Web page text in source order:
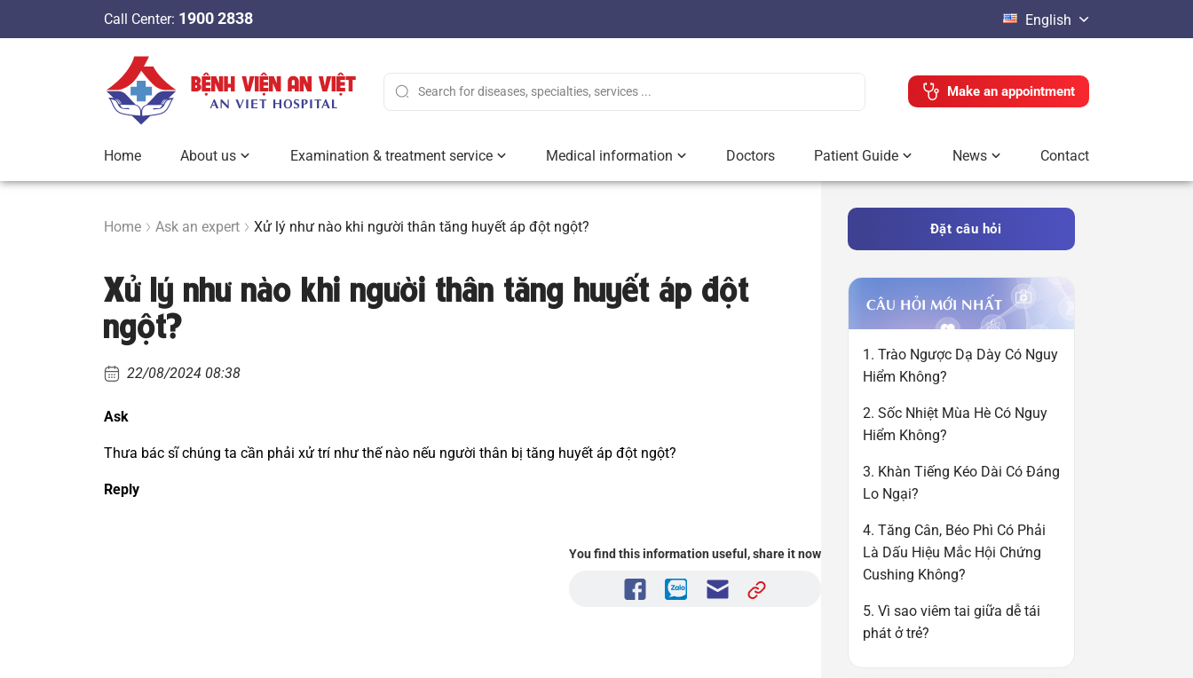
n
Call Center: 1900 2838 English
Make an appointment
Home About us Examination & treatment service Medical information Doctors Patient Guide News Contact
Home Ask an expert Xử lý như nào khi người thân tăng huyết áp đột ngột?
Xử lý như nào khi người thân tăng huyết áp đột
ngột?
22/08/2024 08:38
Ask
Thưa bác sĩ chúng ta cần phải xử trí như thế nào nếu người thân bị tăng huyết áp đột ngột?
Reply
You find this information useful, share it now
Đặt câu hỏi
CÂU HỎI MỚI NHẤT
1. Trào Ngược Dạ Dày Có Nguy
Hiểm Không?
2. Sốc Nhiệt Mùa Hè Có Nguy
Hiểm Không?
3. Khàn Tiếng Kéo Dài Có Đáng
Lo Ngại?
4. Tăng Cân, Béo Phì Có Phải
Là Dấu Hiệu Mắc Hội Chứng
Cushing Không?
5. Vì sao viêm tai giữa dễ tái
phát ở trẻ?